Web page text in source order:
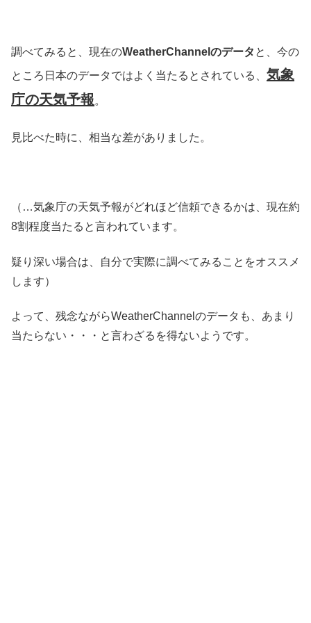
調べてみると、現在のWeatherChannelのデータ と、今の
ところ日本のデータではよく当たるとされている、 気象
庁の天気予報。
見比べた時に、相当な差がありました。
（…気象庁の天気予報がどれほど信頼できるかは、現在約
8割程度当たると言われています。
疑り深い場合は、自分で実際に調べてみることをオススメ
します）
よって、残念ながらWeatherChannelのデータも、あまり
当たらない・・・と言わざるを得ないようです。